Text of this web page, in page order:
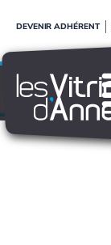
contenu
DEVENIR ADHÉRENT